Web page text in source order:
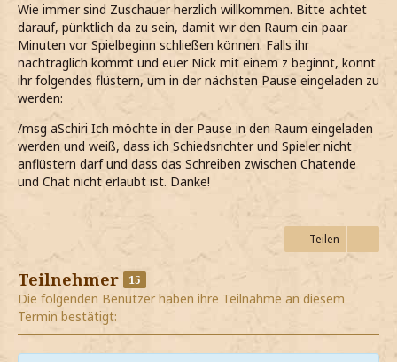
Wie immer sind Zuschauer herzlich willkommen. Bitte achtet
darauf, pünktlich da zu sein, damit wir den Raum ein paar
Minuten vor Spielbeginn schließen können. Falls ihr
nachträglich kommt und euer Nick mit einem z beginnt, könnt
ihr folgendes flüstern, um in der nächsten Pause eingeladen zu
werden:
/msg aSchiri Ich möchte in der Pause in den Raum eingeladen
werden und weiß, dass ich Schiedsrichter und Spieler nicht
anflüstern darf und dass das Schreiben zwischen Chatende
und Chat nicht erlaubt ist. Danke!
Teilen
Teilnehmer 15
Die folgenden Benutzer haben ihre Teilnahme an diesem
Termin bestätigt: